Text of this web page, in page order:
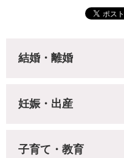
結婚・離婚
妊娠・出産
子育て・教育